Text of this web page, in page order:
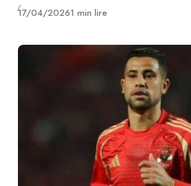
Publié
17/04/20261 min lire